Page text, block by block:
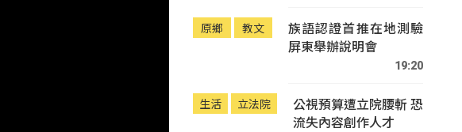
原鄉 教文
族語認證首推在地測驗
屏東舉辦說明會
19:20
生活 立法院
公視預算遭立院腰斬 恐
流失內容創作人才